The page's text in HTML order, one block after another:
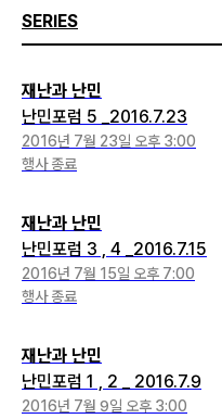
SERIES
재난과 난민
난민포럼 5 _2016.7.23
2016년 7월 23일 오후 3:00
행사 종료
재난과 난민
난민포럼 3 , 4 _2016.7.15
2016년 7월 15일 오후 7:00
행사 종료
재난과 난민
난민포럼 1 , 2 _ 2016.7.9
2016년 7월 9일 오후 3:00